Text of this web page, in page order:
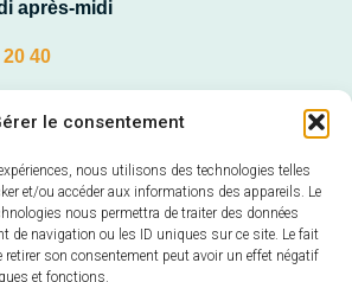
le consentement
nous utilisons des technologies telles
et/ou accéder aux informations des appareils. Le
nous permettra de traiter des données
de navigation ou les ID uniques sur ce site. Le fait
retirer son consentement peut avoir un effet négatif
et fonctions.
après-midi
40
Veuves
la Loire – Veuves
sur-Loire